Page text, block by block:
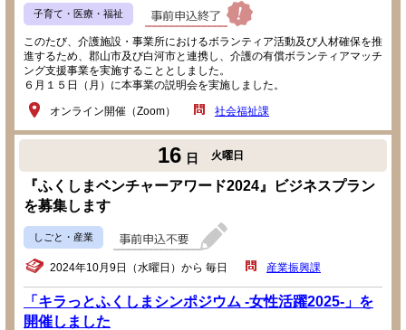
子育て・医療・福祉
このたび、介護施設・事業所におけるボランティア活動及び人材確保を推
進するため、郡山市及び白河市と連携し、介護の有償ボランティアマッチ
ング支援事業を実施することとしました。
６月１５日（月）に本事業の説明会を実施しました。
オンライン開催（Zoom） 社会福祉課
16 日 火曜日
『ふくしまベンチャーアワード2024』ビジネスプラン
を募集します
しごと・産業
2024年10月9日（水曜日）から 毎日 産業振興課
「キラっとふくしまシンポジウム -女性活躍2025-」を
開催しました